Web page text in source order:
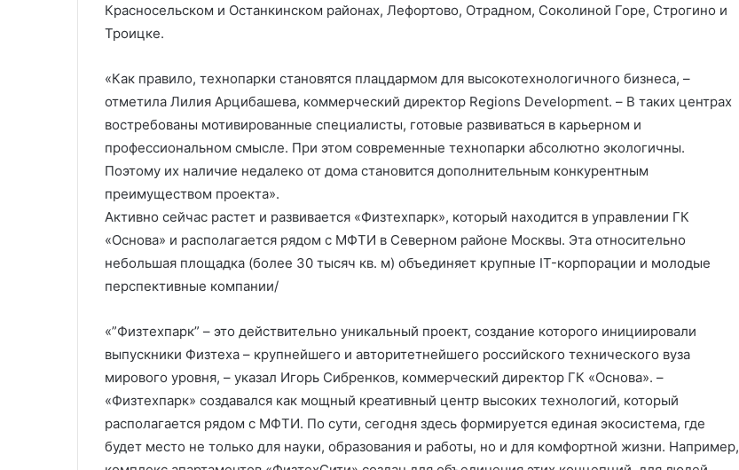
Красносельском и Останкинском районах, Лефортово, Отрадном, Соколиной Горе, Строгино и
Троицке.
«Как правило, технопарки становятся плацдармом для высокотехнологичного бизнеса, –
отметила Лилия Арцибашева, коммерческий директор Regions Development. – В таких центрах
востребованы мотивированные специалисты, готовые развиваться в карьерном и
профессиональном смысле. При этом современные технопарки абсолютно экологичны.
Поэтому их наличие недалеко от дома становится дополнительным конкурентным
преимуществом проекта».
Активно сейчас растет и развивается «Физтехпарк», который находится в управлении ГК
«Основа» и располагается рядом с МФТИ в Северном районе Москвы. Эта относительно
небольшая площадка (более 30 тысяч кв. м) объединяет крупные IT-корпорации и молодые
перспективные компании/
«”Физтехпарк” – это действительно уникальный проект, создание которого инициировали
выпускники Физтеха – крупнейшего и авторитетнейшего российского технического вуза
мирового уровня, – указал Игорь Сибренков, коммерческий директор ГК «Основа». –
«Физтехпарк» создавался как мощный креативный центр высоких технологий, который
располагается рядом с МФТИ. По сути, сегодня здесь формируется единая экосистема, где
будет место не только для науки, образования и работы, но и для комфортной жизни. Например,